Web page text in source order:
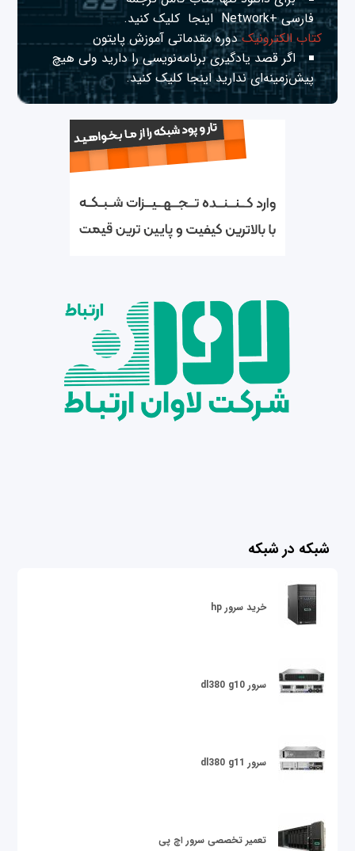
فارسی +Network
اینجا کلیک کنید.
کتاب الکترونیکدوره مقدماتی آموزش پایتون
اگر قصد یادگیری برنامه‌نویسی را دارید ولی هیچ
پیش‌زمینه‌ای نداریداینجا کلیک کنید.
شبکه در شبکه
خرید سرور hp
سرور dl380 g10
سرور dl380 g11
تعمیر تخصصی سرور اچ پی